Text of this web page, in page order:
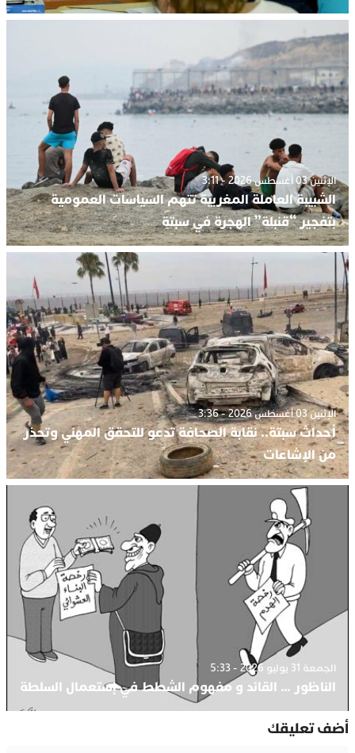
الإثنين 03 أغسطس 2026 - 3:11
الشبيبة العاملة المغربية تتهم السياسات العمومية
بتفجير “قنبلة” الهجرة في سبتة
الإثنين 03 أغسطس 2026 - 3:36
أحداث سبتة.. نقابة الصحافة تدعو للتحقق المهني وتحذر
من الإشاعات
الجمعة 31 يوليو 2026 - 5:33
الناظور … القائد و مفهوم الشطط في إستعمال السلطة
أضف تعليقك